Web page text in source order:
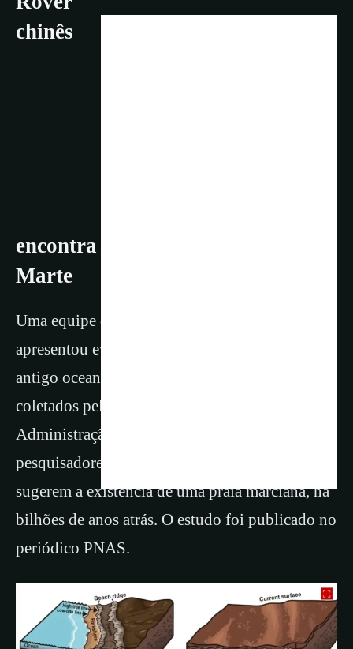
chinês
encontra evidências de praias em
Marte
Uma equipe de cientistas chineses e americanos
apresentou evidências sobre a presença de um
antigo oceano em Marte. Utilizando dados
coletados pelo veículo-robô Zhurong, da
Administração Espacial Nacional da China, os
pesquisadores identificaram depósitos que
sugerem a existência de uma praia marciana, há
bilhões de anos atrás. O estudo foi publicado no
periódico PNAS.